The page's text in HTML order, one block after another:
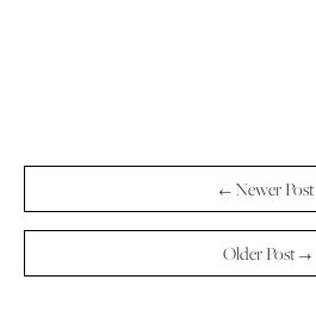
← Newer Post
Older Post →